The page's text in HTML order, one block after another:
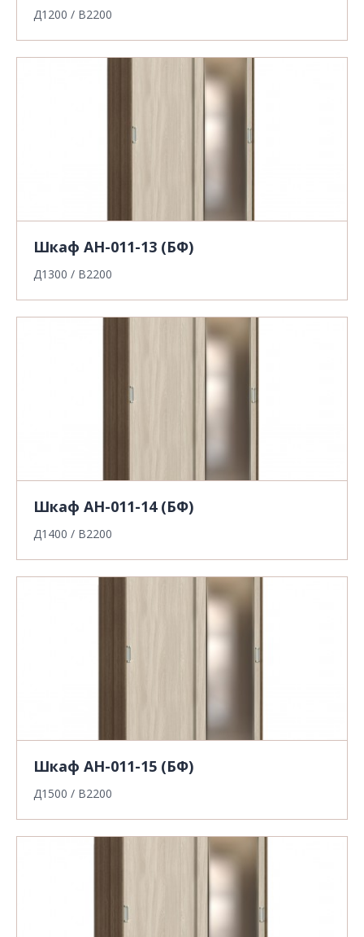
Д1200 / В2200
Шкаф АН-011-13 (БФ)
Д1300 / В2200
Шкаф АН-011-14 (БФ)
Д1400 / В2200
Шкаф АН-011-15 (БФ)
Д1500 / В2200